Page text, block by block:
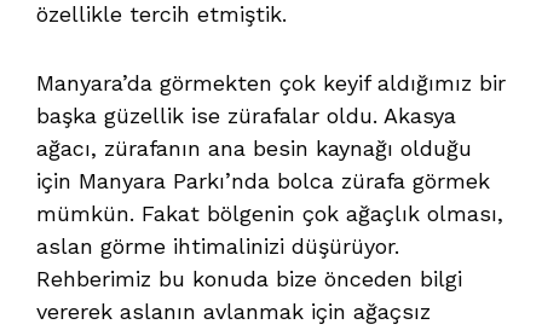
özellikle tercih etmiştik.
Manyara’da görmekten çok keyif aldığımız bir
başka güzellik ise zürafalar oldu. Akasya
ağacı, zürafanın ana besin kaynağı olduğu
için Manyara Parkı’nda bolca zürafa görmek
mümkün. Fakat bölgenin çok ağaçlık olması,
aslan görme ihtimalinizi düşürüyor.
Rehberimiz bu konuda bize önceden bilgi
vererek aslanın avlanmak için ağaçsız